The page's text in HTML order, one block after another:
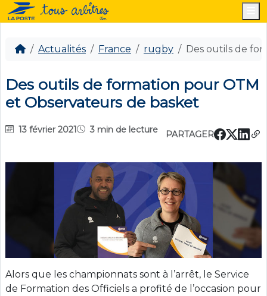
Actualités France rugby Des outils de
Des outils de formation pour OTM
et Observateurs de basket
13 février 2021 3 min de lecture PARTAGER
Alors que les championnats sont à l’arrêt, le Service
de Formation des Officiels a profité de l’occasion pour